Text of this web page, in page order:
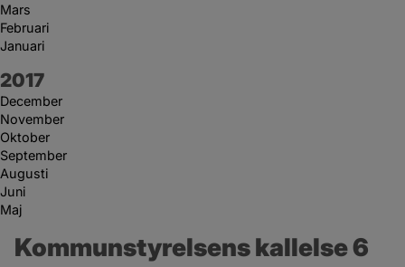
Mars
Februari
Januari
År:
2017
December
November
Oktober
September
Augusti
Juni
Maj
Kommunstyrelsens kallelse 6